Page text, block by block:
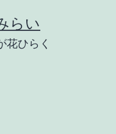
らい
花ひらく